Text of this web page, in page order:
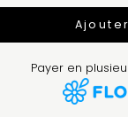
Payer en